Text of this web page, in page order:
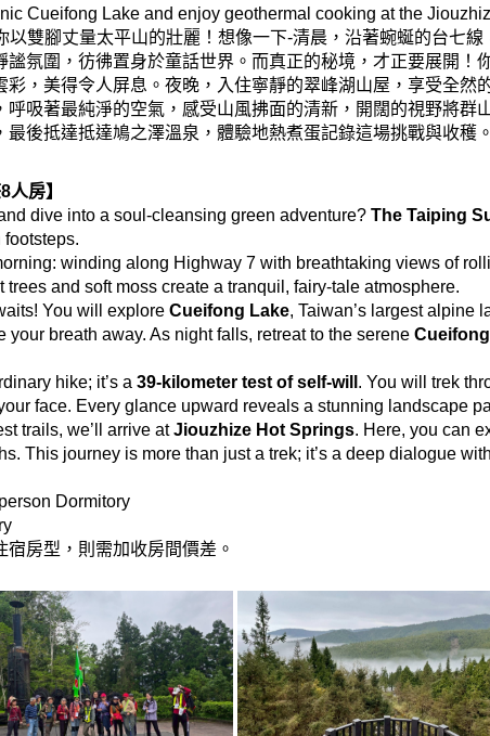
Cueifong Lake and enjoy geothermal cooking at the
雙腳丈量太平山的壯麗！想像一下-清晨， 沿著蜿蜒的台七線
謐氛圍，彷彿置身於童話世界。而真正的秘境，才正要展開
，美得令人屏息。夜晚，入住寧靜的翠峰湖山屋，享受全
呼吸著最純淨的空氣，感受山風拂面的清新，開闊的視野將
後抵達抵達鳩之澤溫泉，體驗地熱煮蛋記錄這場挑戰與收
人房】
dive into a soul-cleansing green adventure? The Taiping
winding along Highway 7 with breathtaking views of
trees and soft moss create a tranquil, fairy-tale atmosphere.
You will explore Cueifong Lake, Taiwan’s largest alpine
breath away. As night falls, retreat to the serene
hike; it’s a 39-kilometer test of self-will . You will trek
face. Every glance upward reveals a stunning landscape
trails, we’ll arrive atJiouzhize Hot Springs. Here, you can
This journey is more than just a trek; it’s a deep dialogue
Dormitory
房型，則需加收房間價差。